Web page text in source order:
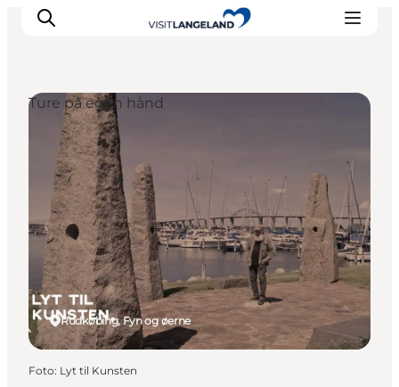
Oplevelser
Byer og øer
Outdoor
Overnatning
Planlæg ferie
Rudkøbing, Fyn og øerne
Ture på egen hånd
Foto: Lyt til Kunsten